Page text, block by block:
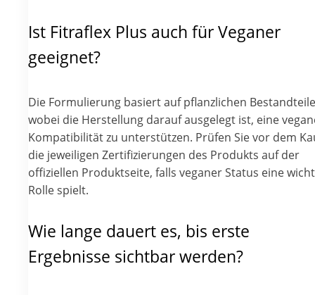
Ist Fitraflex Plus auch für Veganer
geeignet?
Die Formulierung basiert auf pflanzlichen
wobei die Herstellung darauf ausgelegt ist, eine
Kompatibilität zu unterstützen. Prüfen Sie vor dem
die jeweiligen Zertifizierungen des Produkts auf der
offiziellen Produktseite, falls veganer Status eine
Rolle spielt.
Wie lange dauert es, bis erste
Ergebnisse sichtbar werden?